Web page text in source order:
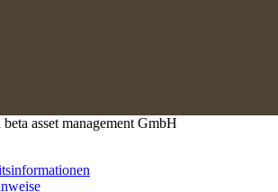
asset management GmbH